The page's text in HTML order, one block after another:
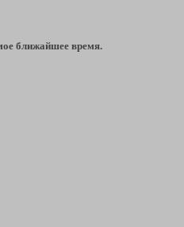
ближайшее время.